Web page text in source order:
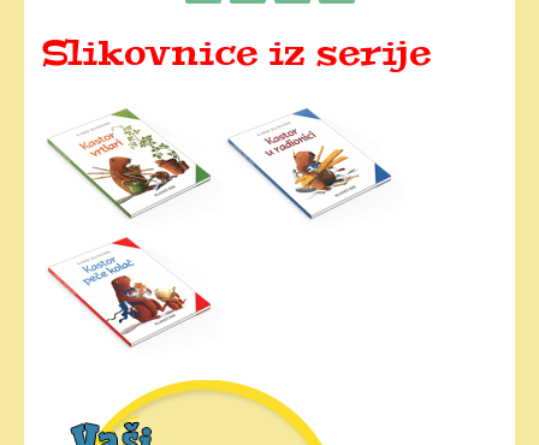
Slikovnice iz serije